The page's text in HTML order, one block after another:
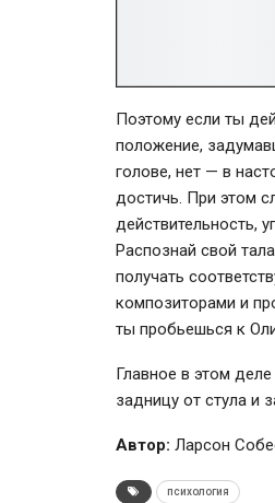
Поэтому если ты
положение,
голове, нет — в
достичь. При этом
действительность,
Распознай свой
получать
композиторами и
ты пробьешься к
Главное в этом
задницу от стула и
Автор: Ларсон
психология